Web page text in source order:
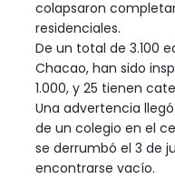
colapsaron
residenciales.
De un total de 3.100
Chacao, han sido
1.000, y 25 tienen
Una advertencia
de un colegio en el
se derrumbó el 3 de
encontrarse vacío.